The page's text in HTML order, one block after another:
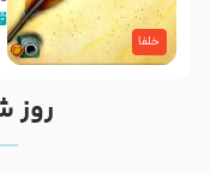
خلفا
روز